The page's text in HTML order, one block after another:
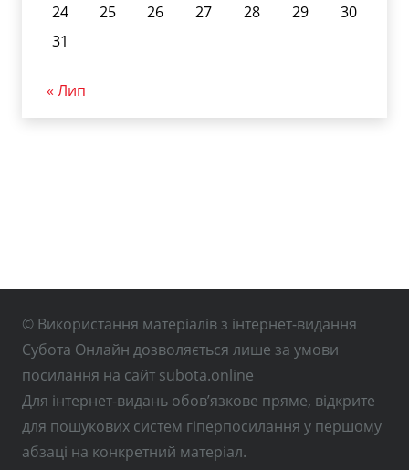
24
25 26 27 28 29
30
31
« Лип
© Використання матеріалів з інтернет-видання
Субота Онлайн дозволяється лише за умови
посилання на сайт subota.online
Для інтернет-видань обов’язкове пряме, відкрите
для пошукових систем гіперпосилання у першому
абзаці на конкретний матеріал.